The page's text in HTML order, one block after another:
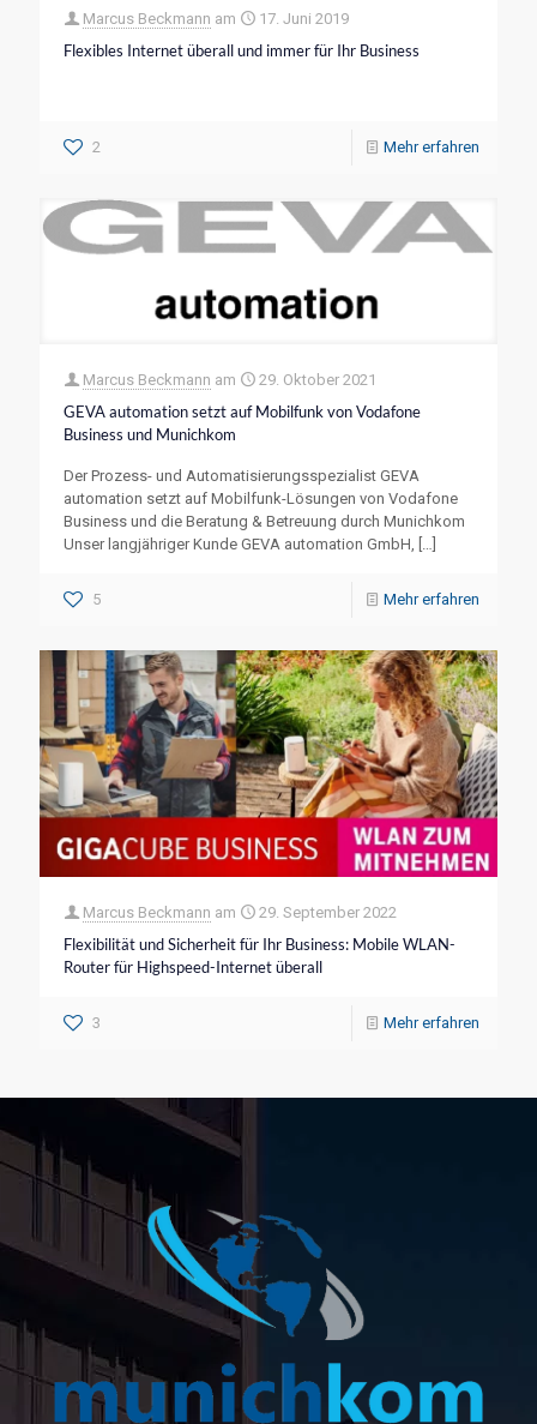
Marcus Beckmann am 17. Juni 2019
Flexibles Internet überall und immer für Ihr Business
2 Mehr erfahren
Marcus Beckmann am 29. Oktober 2021
GEVA automation setzt auf Mobilfunk von Vodafone
Business und Munichkom
Der Prozess- und Automatisierungsspezialist GEVA
automation setzt auf Mobilfunk-Lösungen von Vodafone
Business und die Beratung & Betreuung durch Munichkom
Unser langjähriger Kunde GEVA automation GmbH, […]
5 Mehr erfahren
Marcus Beckmann am 29. September 2022
Flexibilität und Sicherheit für Ihr Business: Mobile WLAN-
Router für Highspeed-Internet überall
3 Mehr erfahren